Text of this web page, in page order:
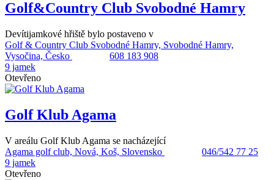
Golf&Country Club Svobodné Hamry
Devítijamkové hřiště bylo postaveno v
Golf & Country Club Svobodné Hamry, Svobodné Hamry,
Vysočina, Česko
608 183 908
9 jamek
Otevřeno
Golf Klub Agama
V areálu Golf Klub Agama se nacházející
Agama golf club, Nová, Koš, Slovensko
046/542 77 25
9 jamek
Otevřeno